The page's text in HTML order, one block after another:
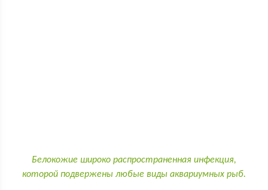
Белокожие широко распространенная инфекция,
которой подвержены любые виды аквариумных рыб.